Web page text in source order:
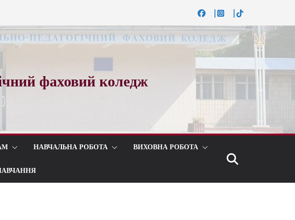
фаховий коледж
НАВЧАЛЬНА РОБОТА ВИХОВНА РОБОТА